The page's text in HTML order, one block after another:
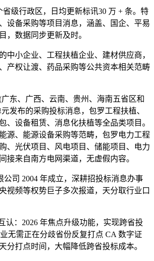
级行政区，日均更新标讯30 万 + 条。特
设备采购等项目消息，涵盖、国企、平易
，数据同步更新及时。
小企业、工程扶植企业、建材供应商，
产权让渡、药品采购等公共资本相关范畴
、广西、云南、贵州、海南五省区和
发布的采购投标消息，包罗工程扶植、
、设备租赁、消息化扶植等全品类项目。
源、能源设备采购等范畴，包罗电力工程
、光伏项目、风电项目、储能项目、电力
接来自南方电网渠道，无虚假内容。
司 2004 年成立，深耕招投标消息办事
视频等权势巨子多次报道，天分取行业口
：2026 年焦点升级功能，实现跨省投
无需正在分歧省份反复打点 CA 数字证
分打点时间，大幅降低跨省投标成本。